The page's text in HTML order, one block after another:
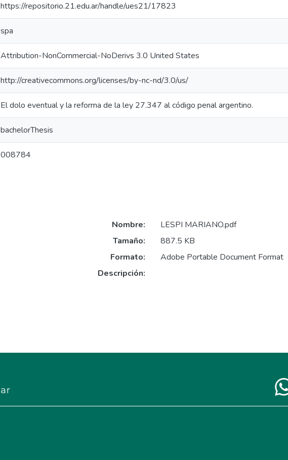
https://repositorio.21.edu.ar/handle/ues21/17823
spa
Attribution-NonCommercial-NoDerivs 3.0 United States
http://creativecommons.org/licenses/by-nc-nd/3.0/us/
El dolo eventual y la reforma de la ley 27.347 al código penal argentino.
bachelorThesis
008784
Nombre:
LESPI MARIANO.pdf
Tamaño:
887.5 KB
Formato:
Adobe Portable Document Format
Descripción: